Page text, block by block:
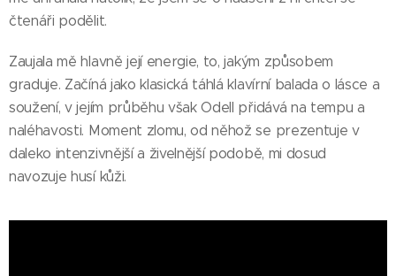
čtenáři podělit.
Zaujala mě hlavně její energie, to, jakým způsobem
graduje. Začíná jako klasická táhlá klavírní balada o lásce a
soužení, v jejím průběhu však Odell přidává na tempu a
naléhavosti. Moment zlomu, od něhož se prezentuje v
daleko intenzivnější a živelnější podobě, mi dosud
navozuje husí kůži.